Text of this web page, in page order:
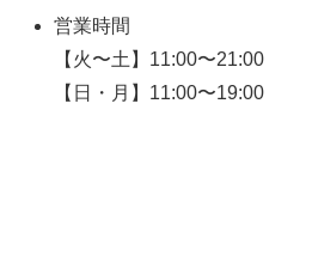
営業時間
【火〜土】11:00〜21:00
【日・月】11:00〜19:00